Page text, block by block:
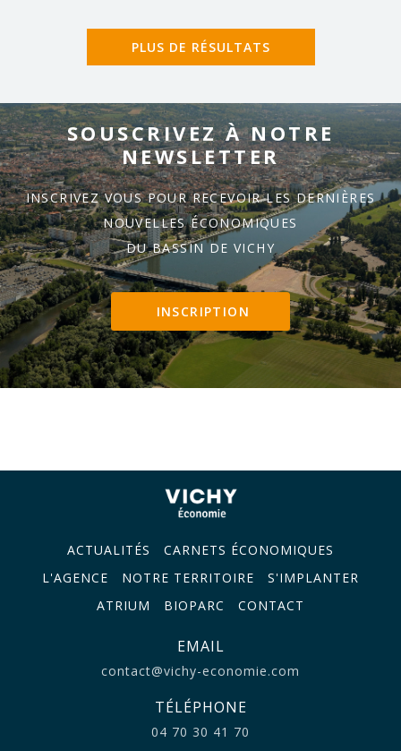
PLUS DE RÉSULTATS
SOUSCRIVEZ À NOTRE
NEWSLETTER
INSCRIVEZ VOUS POUR RECEVOIR LES DERNIÈRES
NOUVELLES ÉCONOMIQUES
DU BASSIN DE VICHY
INSCRIPTION
ACTUALITÉS
CARNETS ÉCONOMIQUES
L'AGENCE
NOTRE TERRITOIRE
S'IMPLANTER
ATRIUM
BIOPARC CONTACT
EMAIL
contact@vichy-economie.com
TÉLÉPHONE
04 70 30 41 70